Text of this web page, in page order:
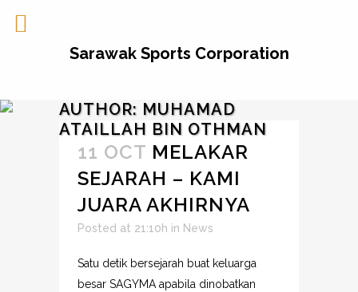
AUTHOR: MUHAMAD
ATAILLAH BIN OTHMAN
11 OCT MELAKAR
SEJARAH – KAMI
JUARA AKHIRNYA
Posted at 21:10h in News
Satu detik bersejarah buat keluarga
besar SAGYMA apabila dinobatkan
Sarawak Sports Corporation